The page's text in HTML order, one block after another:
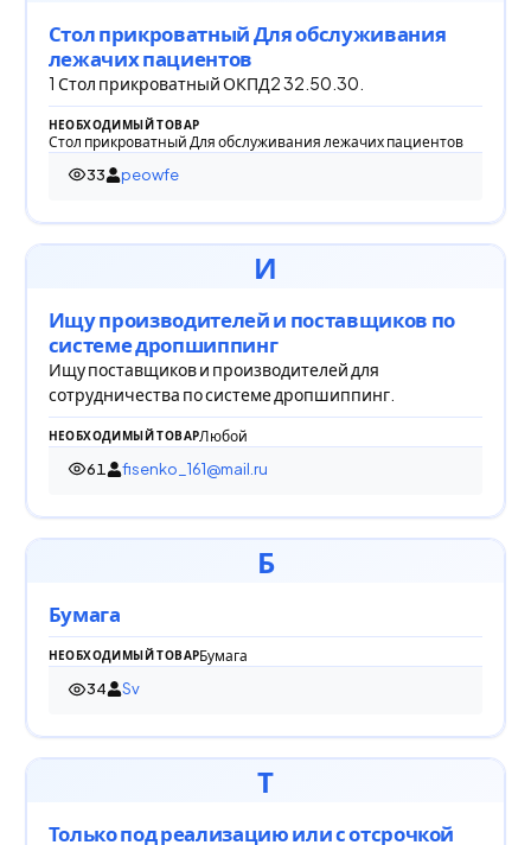
Стол прикроватный Для обслуживания
лежачих пациентов
1 Стол прикроватный ОКПД2 32.50.30.
НЕОБХОДИМЫЙ ТОВАР
Стол прикроватный Для обслуживания лежачих пациентов
33
33 просмотра
peowfe
И
Ищу производителей и поставщиков по
системе дропшиппинг
Ищу поставщиков и производителей для
сотрудничества по системе дропшиппинг.
НЕОБХОДИМЫЙ ТОВАРЛюбой
61
61 просмотрfisenko_161@mail.ru
Б
Бумага
НЕОБХОДИМЫЙ ТОВАРБумага
34
34 просмотра
Sv
Т
Только под реализацию или с отсрочкой